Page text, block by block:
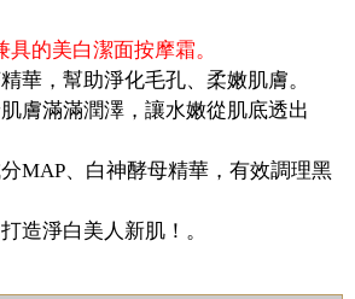
具的美白潔面按摩霜。
華，幫助淨化毛孔、柔嫩肌膚。
膚滿滿潤澤，讓水嫩從肌底透出
MAP、白神酵母精華，有效調理黑
造淨白美人新肌！。